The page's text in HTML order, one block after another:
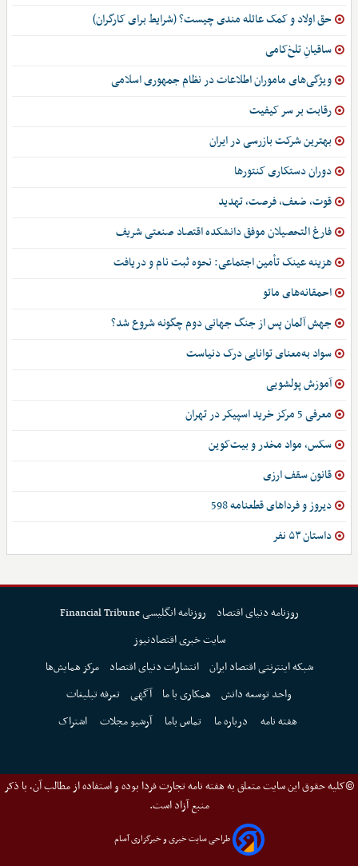
حق اولاد و کمک عائله مندی چیست؟ (شرایط برای کارگران)
ساقیانِ تلخ‌کامی
ویژگی‌های ماموران اطلاعات در نظام جمهوری اسلامی
رقابت بر سر کیفیت
بهترین شرکت بازرسی در ایران
دوران دستکاری کنتورها
قوت، ضعف، فرصت، تهدید
فارغ التحصیلان موفق دانشکده اقتصاد صنعتی شریف
هزینه عینک تأمین اجتماعی: نحوه ثبت نام و دریافت
احمقانه‌های مائو
جهش آلمان پس از جنگ جهانی دوم چگونه شروع شد؟
سواد به‌معنای توانایی درک دنیاست
آموزش پولشویی
معرفی 5 مرکز خرید اسپیکر در تهران
سکس، مواد مخدر و بیت‌کوین
قانون سقف ارزی
دیروز و فرداهای قطعنامه 598
داستان ۵۳ نفر
روزنامه دنیای اقتصاد
روزنامه انگلیسی Financial Tribune
سایت خبری اقتصادنیوز
شبکه اینترنتی اقتصاد ایران انتشارات دنیای اقتصاد
مرکز همایش‌ها
واحد توسعه دانش همکاری با ما آگهی تعرفه تبلیغات
هفته نامه
درباره ما تماس باما آرشیو مجلات اشتراک
©کلیه حقوق این سایت متعلق به هفته نامه تجارت فردا بوده و استفاده از مطالب آن، با ذکر
منبع آزاد است.
طراحی سایت خبری و خبرگزاری آسام